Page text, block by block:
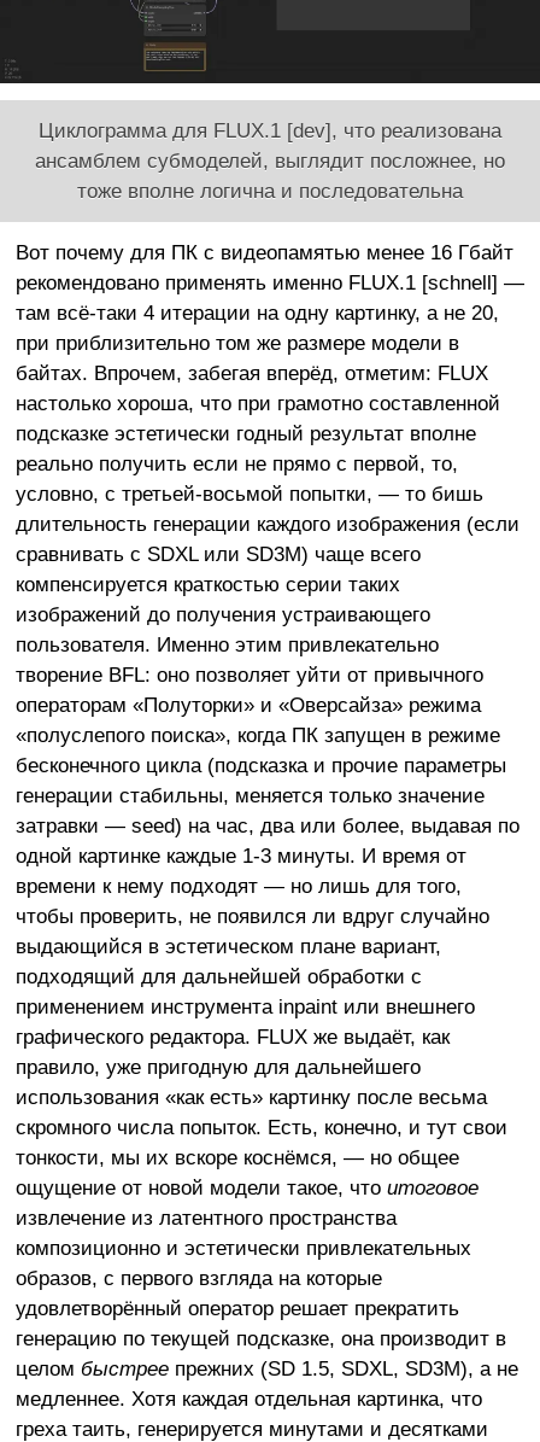
Циклограмма для FLUX.1 [dev], что реализована
ансамблем субмоделей, выглядит посложнее, но
тоже вполне логична и последовательна
Вот почему для ПК с видеопамятью менее 16 Гбайт
рекомендовано применять именно FLUX.1 [schnell] —
там всё-таки 4 итерации на одну картинку, а не 20,
при приблизительно том же размере модели в
байтах. Впрочем, забегая вперёд, отметим: FLUX
настолько хороша, что при грамотно составленной
подсказке эстетически годный результат вполне
реально получить если не прямо с первой, то,
условно, с третьей-восьмой попытки, — то бишь
длительность генерации каждого изображения (если
сравнивать с SDXL или SD3M) чаще всего
компенсируется краткостью серии таких
изображений до получения устраивающего
пользователя. Именно этим привлекательно
творение BFL: оно позволяет уйти от привычного
операторам «Полуторки» и «Оверсайза» режима
«полуслепого поиска», когда ПК запущен в режиме
бесконечного цикла (подсказка и прочие параметры
генерации стабильны, меняется только значение
затравки — seed) на час, два или более, выдавая по
одной картинке каждые 1-3 минуты. И время от
времени к нему подходят — но лишь для того,
чтобы проверить, не появился ли вдруг случайно
выдающийся в эстетическом плане вариант,
подходящий для дальнейшей обработки с
применением инструмента inpaint или внешнего
графического редактора. FLUX же выдаёт, как
правило, уже пригодную для дальнейшего
использования «как есть» картинку после весьма
скромного числа попыток. Есть, конечно, и тут свои
тонкости, мы их вскоре коснёмся, — но общее
ощущение от новой модели такое, что итоговое
извлечение из латентного пространства
композиционно и эстетически привлекательных
образов, с первого взгляда на которые
удовлетворённый оператор решает прекратить
генерацию по текущей подсказке, она производит в
целом быстреепрежних (SD 1.5, SDXL, SD3M), а не
медленнее. Хотя каждая отдельная картинка, что
греха таить, генерируется минутами и десятками